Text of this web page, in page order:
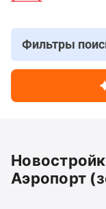
Новостройки
Москвы
Новостройки
Подмосковья
новостройки
Новостройки
Фильтры
Аэропорт